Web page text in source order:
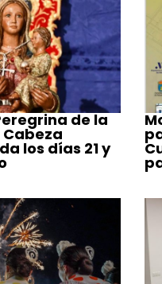
de la
los días 21 y